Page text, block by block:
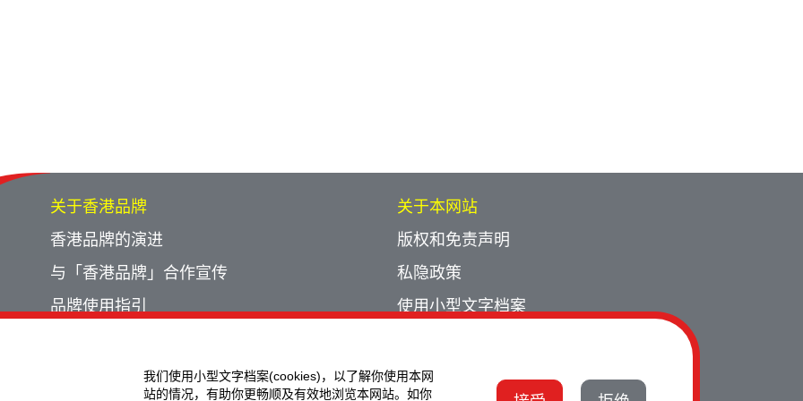
我们使用小型文字档案(cookies)，以了解你使用本网
站的情况，有助你更畅顺及有效地浏览本网站。如你
关于香港品牌
香港品牌的演进
与「香港品牌」合作宣传
品牌使用指引
关于本网站
版权和免责声明
私隐政策
使用小型文字档案
联络我们